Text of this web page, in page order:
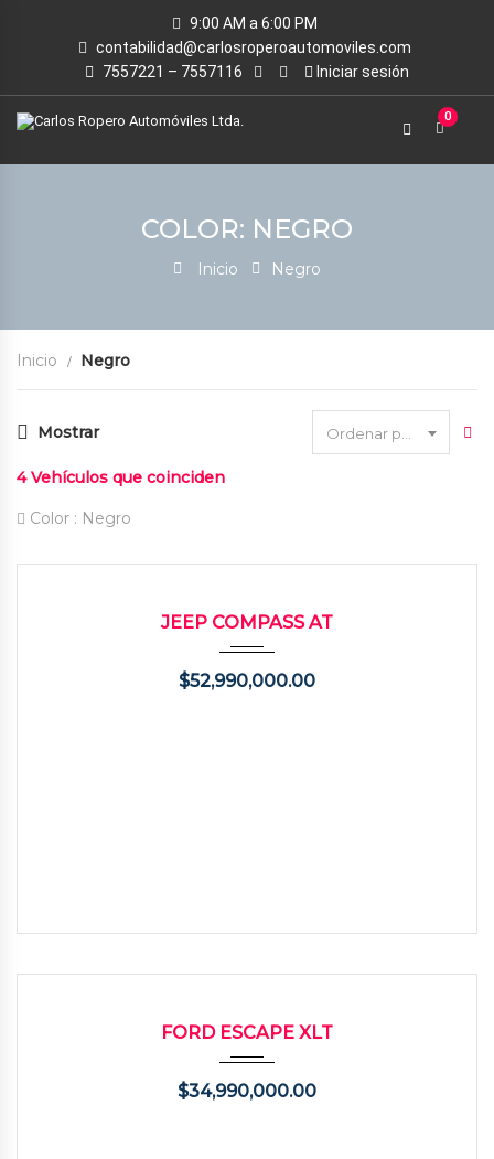
9:00 AM a 6:00 PM
contabilidad@carlosroperoautomoviles.com
7557221 – 7557116
Iniciar sesión
0
COLOR: NEGRO
Inicio Negro
Inicio Negro
Mostrar
4 Vehículos que coinciden
Color : Negro
JEEP COMPASS AT
$52,990,000.00
FORD ESCAPE XLT
$34,990,000.00